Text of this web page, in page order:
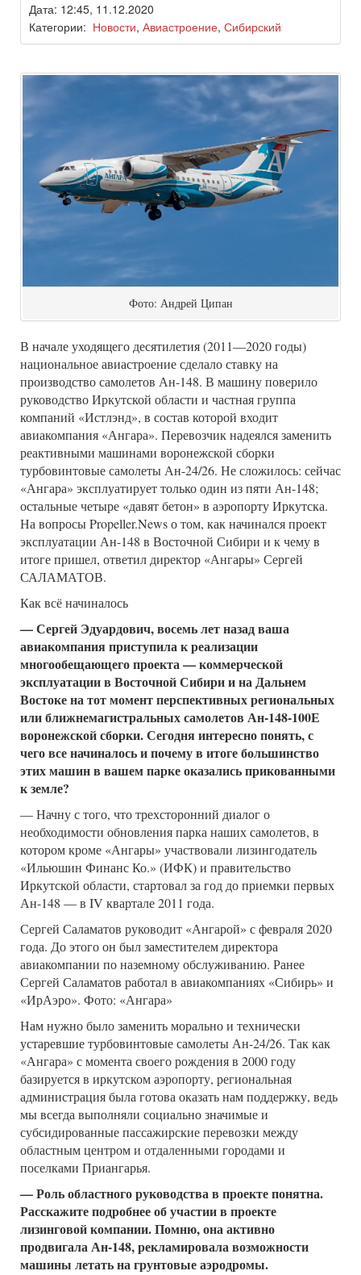
Дата: 12:45, 11.12.2020
Категории: Новости, Авиастроение, Сибирский
Фото: Андрей Ципан
В начале уходящего десятилетия (2011—2020 годы)
национальное авиастроение сделало ставку на
производство самолетов Ан-148. В машину поверило
руководство Иркутской области и частная группа
компаний «Истлэнд», в состав которой входит
авиакомпания «Ангара». Перевозчик надеялся заменить
реактивными машинами воронежской сборки
турбовинтовые самолеты Ан-24/26. Не сложилось: сейчас
«Ангара» эксплуатирует только один из пяти Ан-148;
остальные четыре «давят бетон» в аэропорту Иркутска.
На вопросы Propeller.News о том, как начинался проект
эксплуатации Ан-148 в Восточной Сибири и к чему в
итоге пришел, ответил директор «Ангары» Сергей
САЛАМАТОВ.
Как всё начиналось
— Сергей Эдуардович, восемь лет назад ваша
авиакомпания приступила к реализации
многообещающего проекта — коммерческой
эксплуатации в Восточной Сибири и на Дальнем
Востоке на тот момент перспективных региональных
или ближнемагистральных самолетов Ан-148-100Е
воронежской сборки. Сегодня интересно понять, с
чего все начиналось и почему в итоге большинство
этих машин в вашем парке оказались прикованными
к земле?
— Начну с того, что трехсторонний диалог о
необходимости обновления парка наших самолетов, в
котором кроме «Ангары» участвовали лизингодатель
«Ильюшин Финанс Ко.» (ИФК) и правительство
Иркутской области, стартовал за год до приемки первых
Ан-148 — в IV квартале 2011 года.
Сергей Саламатов руководит «Ангарой» с февраля 2020
года. До этого он был заместителем директора
авиакомпании по наземному обслуживанию. Ранее
Сергей Саламатов работал в авиакомпаниях «Сибирь» и
«ИрАэро». Фото: «Ангара»
Нам нужно было заменить морально и технически
устаревшие турбовинтовые самолеты Ан-24/26. Так как
«Ангара» с момента своего рождения в 2000 году
базируется в иркутском аэропорту, региональная
администрация была готова оказать нам поддержку, ведь
мы всегда выполняли социально значимые и
субсидированные пассажирские перевозки между
областным центром и отдаленными городами и
поселками Приангарья.
— Роль областного руководства в проекте понятна.
Расскажите подробнее об участии в проекте
лизинговой компании. Помню, она активно
продвигала Ан-148, рекламировала возможности
машины летать на грунтовые аэродромы.